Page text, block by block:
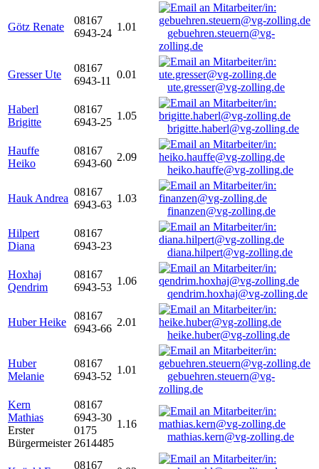
Götz Renate
08167
6943-24
1.01
gebuehren.steuern@vg-
zolling.de
Gresser Ute
08167
6943-11
0.01
ute.gresser@vg-zolling.de
Haberl
Brigitte
08167
6943-25
1.05
brigitte.haberl@vg-zolling.de
Hauffe
Heiko
08167
6943-60
2.09
heiko.hauffe@vg-zolling.de
Hauk Andrea
08167
6943-63
1.03
finanzen@vg-zolling.de
Hilpert
Diana
08167
6943-23
diana.hilpert@vg-zolling.de
Hoxhaj
Qendrim
08167
6943-53
1.06
qendrim.hoxhaj@vg-zolling.de
Huber Heike
08167
6943-66
2.01
heike.huber@vg-zolling.de
Huber
Melanie
08167
6943-52
1.01
gebuehren.steuern@vg-
zolling.de
Kern
Mathias
Erster
Bürgermeister
08167
6943-30
0175
2614485
1.16
mathias.kern@vg-zolling.de
08167